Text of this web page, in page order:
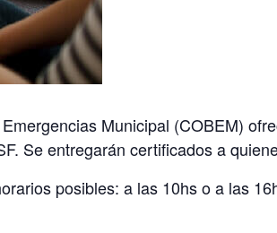
Municipal (COBEM)
Se entregarán certificados a
posibles: a las 10hs o a las